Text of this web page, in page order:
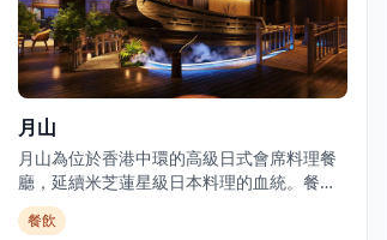
月山
月山為位於香港中環的高級日式會席料理餐
廳，延續米芝蓮星級日本料理的血統。餐廳
佔地3,000平方呎，由資深廚藝團隊領導，行
政總廚黃冠華來自「日山」，專精於以美酒
餐飲